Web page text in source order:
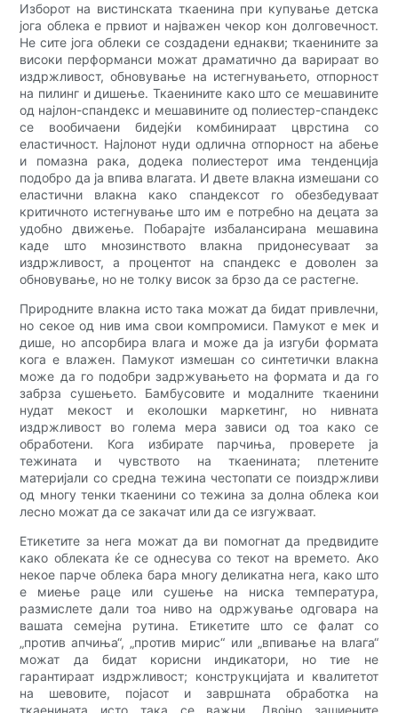
Изборот на вистинската ткаенина при купување детска
јога облека е првиот и најважен чекор кон долговечност.
Не сите јога облеки се создадени еднакви; ткаенините за
високи перформанси можат драматично да варираат во
издржливост, обновување на истегнувањето, отпорност
на пилинг и дишење. Ткаенините како што се мешавините
од најлон-спандекс и мешавините од полиестер-спандекс
се вообичаени бидејќи комбинираат цврстина со
еластичност. Најлонот нуди одлична отпорност на абење
и помазна рака, додека полиестерот има тенденција
подобро да ја впива влагата. И двете влакна измешани со
еластични влакна како спандексот го обезбедуваат
критичното истегнување што им е потребно на децата за
удобно движење. Побарајте избалансирана мешавина
каде што мнозинството влакна придонесуваат за
издржливост, а процентот на спандекс е доволен за
обновување, но не толку висок за брзо да се растегне.
Природните влакна исто така можат да бидат привлечни,
но секое од нив има свои компромиси. Памукот е мек и
дише, но апсорбира влага и може да ја изгуби формата
кога е влажен. Памукот измешан со синтетички влакна
може да го подобри задржувањето на формата и да го
забрза сушењето. Бамбусовите и модалните ткаенини
нудат мекост и еколошки маркетинг, но нивната
издржливост во голема мера зависи од тоа како се
обработени. Кога избирате парчиња, проверете ја
тежината и чувството на ткаенината; плетените
материјали со средна тежина честопати се поиздржливи
од многу тенки ткаенини со тежина за долна облека кои
лесно можат да се закачат или да се изгужваат.
Етикетите за нега можат да ви помогнат да предвидите
како облеката ќе се однесува со текот на времето. Ако
некое парче облека бара многу деликатна нега, како што
е миење раце или сушење на ниска температура,
размислете дали тоа ниво на одржување одговара на
вашата семејна рутина. Етикетите што се фалат со
„против апчиња“, „против мирис“ или „впивање на влага“
можат да бидат корисни индикатори, но тие не
гарантираат издржливост; конструкцијата и квалитетот
на шевовите, појасот и завршната обработка на